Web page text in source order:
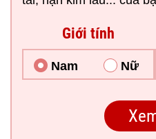
Giới tính
Nam Nữ